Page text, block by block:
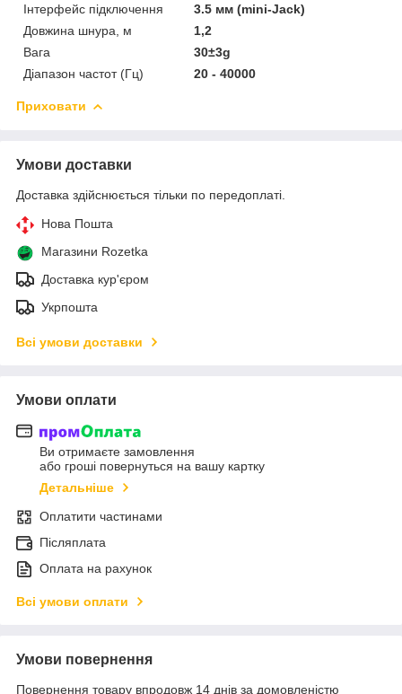
Інтерфейс підключення
3.5 мм (mini-Jack)
Довжина шнура, м
1,2
Вага
30±3g
Діапазон частот (Гц)
20 - 40000
Приховати
Умови доставки
Доставка здійснюється тільки по передоплаті.
Нова Пошта
Магазини Rozetka
Доставка кур'єром
Укрпошта
Всі умови доставки
Умови оплати
Ви отримаєте замовлення
або гроші повернуться на вашу картку
Детальніше
Оплатити частинами
Післяплата
Оплата на рахунок
Всі умови оплати
Умови повернення
Повернення товару впродовж 14 днів за домовленістю